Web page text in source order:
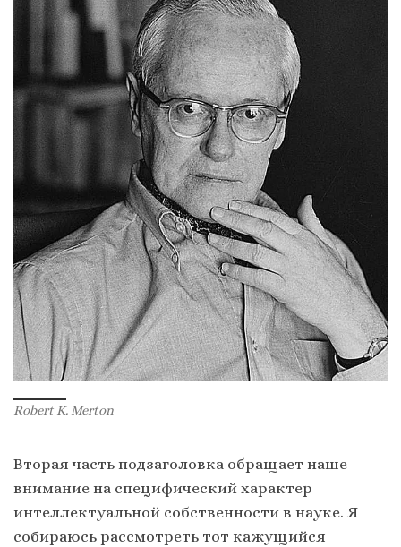
Robert K. Merton
Вторая часть подзаголовка обращает наше
внимание на специфический характер
интеллектуальной собственности в науке. Я
собираюсь рассмотреть тот кажущийся